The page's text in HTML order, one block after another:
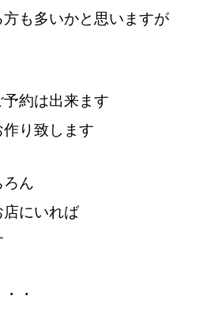
も多いかと思いますが
約は出来ます
り致します
ん
にいれば
・